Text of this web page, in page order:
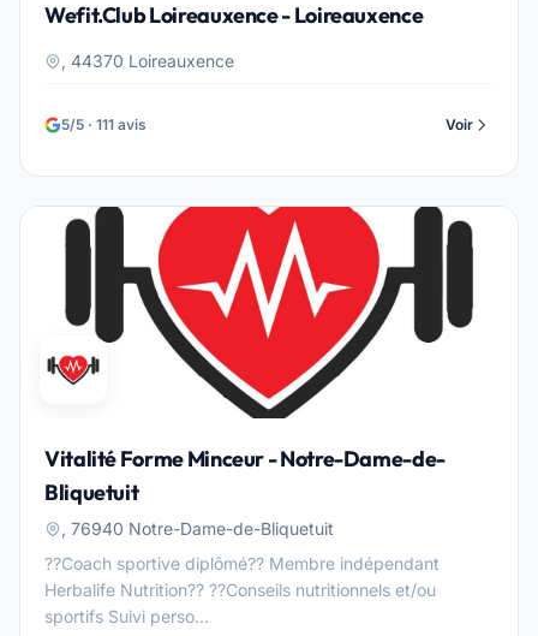
Wefit.Club Loireauxence - Loireauxence
, 44370 Loireauxence
5/5 · 111 avis Voir
Vitalité Forme Minceur - Notre-Dame-de-
Bliquetuit
, 76940 Notre-Dame-de-Bliquetuit
??Coach sportive diplômé?? Membre indépendant
Herbalife Nutrition?? ??Conseils nutritionnels et/ou
sportifs Suivi perso...